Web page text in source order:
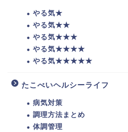
やる気★
やる気★★
やる気★★★
やる気★★★★
やる気★★★★★
たこべいヘルシーライフ
病気対策
調理方法まとめ
体調管理